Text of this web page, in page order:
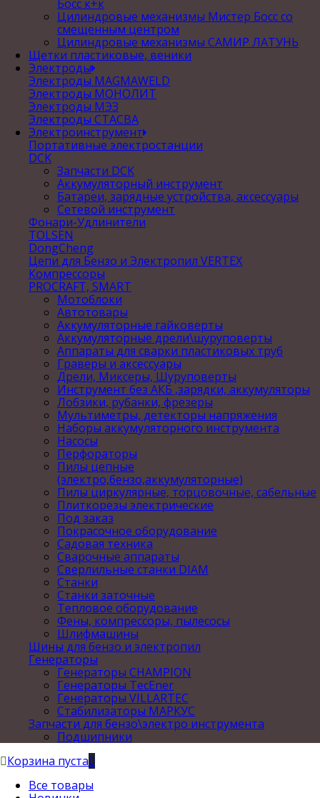
Босс к+к
Цилиндровые механизмы Мистер Босс со
смещенным центром
Цилиндровые механизмы САМИР ЛАТУНЬ
Щетки пластиковые, веники
Электроды
Электроды MAGMAWELD
Электроды МОНОЛИТ
Электроды МЭЗ
Электроды СТАСВА
Электроинструмент
Портативные электростанции
DCK
Запчасти DCK
Аккумуляторный инструмент
Батареи, зарядные устройства, аксессуары
Сетевой инструмент
Фонари-Удлинители
TOLSEN
DongCheng
Цепи для Бензо и Электропил VERTEX
Компрессоры
PROCRAFT, SMART
Мотоблоки
Автотовары
Аккумуляторные гайковерты
Аккумуляторные дрели\шуруповерты
Аппараты для сварки пластиковых труб
Граверы и аксессуары
Дрели, Миксеры, Шуруповерты
Инструмент без АКБ ,зарядки, аккумуляторы
Лобзики, рубанки, фрезеры
Мультиметры, детекторы напряжения
Наборы аккумуляторного инструмента
Насосы
Перфораторы
Пилы цепные
(электро,бензо,аккумуляторные)
Пилы циркулярные, торцовочные, сабельные
Плиткорезы электрические
Под заказ
Покрасочное оборудование
Садовая техника
Сварочные аппараты
Сверлильные станки DIAM
Станки
Станки заточные
Тепловое оборудование
Фены, компрессоры, пылесосы
Шлифмашины
Шины для бензо и электропил
Генераторы
Генераторы CHAMPION
Генераторы TecEner
Генераторы VILLARTEC
Стабилизаторы МАРКУС
Запчасти для бензо\электро инструмента
Подшипники
Корзина пуста0
Все товары